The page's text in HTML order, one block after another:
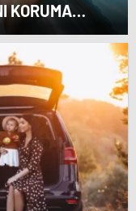
KORUMA